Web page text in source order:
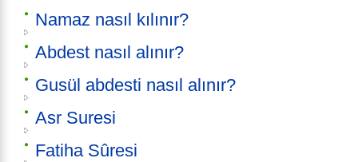
Namaz nasıl kılınır?
Abdest nasıl alınır?
Gusül abdesti nasıl alınır?
Asr Suresi
Fatiha Sûresi